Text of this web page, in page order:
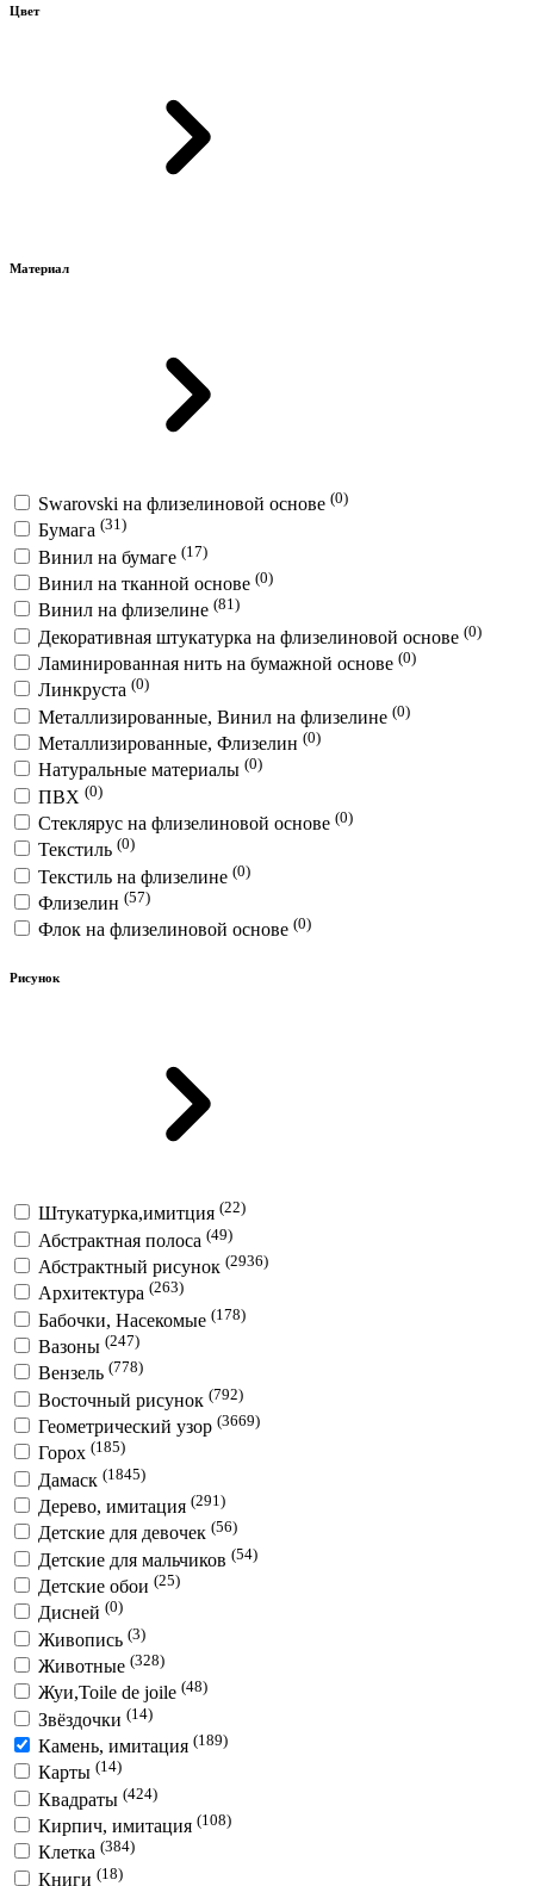
Цвет
Материал
Swarovski на флизелиновой основе (0)
Бумага (31)
Винил на бумаге (17)
Винил на тканной основе (0)
Винил на флизелине (81)
Декоративная штукатурка на флизелиновой основе (0)
Ламинированная нить на бумажной основе (0)
Линкруста (0)
Металлизированные, Винил на флизелине (0)
Металлизированные, Флизелин (0)
Натуральные материалы (0)
ПВХ (0)
Стеклярус на флизелиновой основе (0)
Текстиль (0)
Текстиль на флизелине (0)
Флизелин (57)
Флок на флизелиновой основе (0)
Рисунок
Штукатурка,имитция (22)
Абстрактная полоса (49)
Абстрактный рисунок (2936)
Архитектура (263)
Бабочки, Насекомые (178)
Вазоны (247)
Вензель (778)
Восточный рисунок (792)
Геометрический узор (3669)
Горох (185)
Дамаск (1845)
Дерево, имитация (291)
Детские для девочек (56)
Детские для мальчиков (54)
Детские обои (25)
Дисней (0)
Живопись (3)
Животные (328)
Жуи,Toile de joile (48)
Звёздочки (14)
Камень, имитация (189)
Карты (14)
Квадраты (424)
Кирпич, имитация (108)
Клетка (384)
Книги (18)